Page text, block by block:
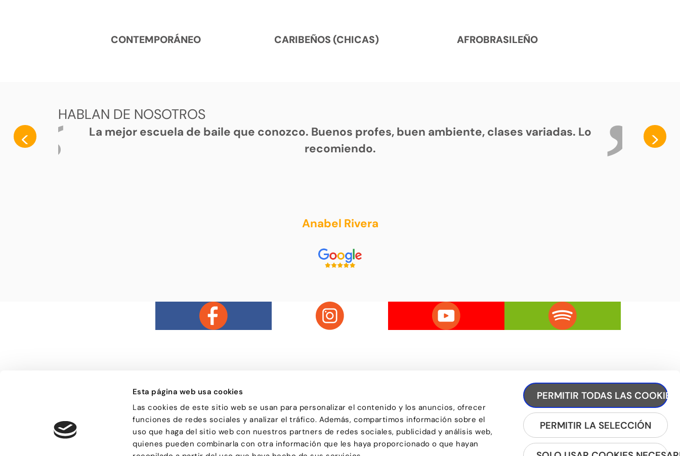
Esta página web usa cookies
Las cookies de este sitio web se usan para personalizar el contenido y los anuncios, ofrecer
funciones de redes sociales y analizar el tráfico. Además, compartimos información sobre el
uso que haga del sitio web con nuestros partners de redes sociales, publicidad y análisis web,
quienes pueden combinarla con otra información que les haya proporcionado o que hayan
PERMITIR TODAS LAS COOKIES
PERMITIR LA SELECCIÓN
CONTEMPORÁNEO CARIBEÑOS (CHICAS) AFROBRASILEÑO
HABLAN DE NOSOTROS
<
La mejor escuela de baile que conozco. Buenos profes, buen ambiente, clases variadas. Lo
recomiendo.
Anabel Rivera
>
Bailongu és una escuela de baile de Barcelona,
donde gente muy diversa y de todas las edades
descubre el gusto por aprender a bailar y
encuentra en el baile una forma de pasarlo bien y
de compartir sensaciones.
Passatge d'Utset, 11-13
08013 – Barcelona
932 471 602/680 455 807
REGÍSTRATE A LA NEWSLETTER